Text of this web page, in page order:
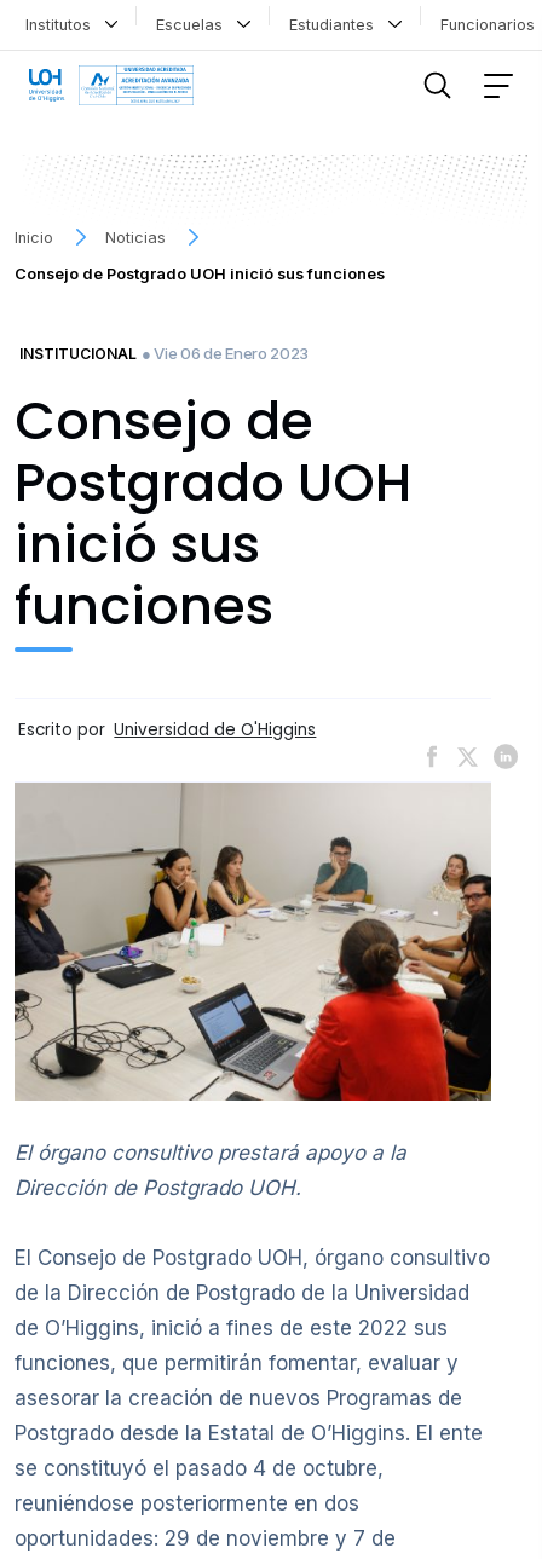
Institutos Escuelas Estudiantes
Inicio
Noticias
Consejo de Postgrado UOH inició sus funciones
INSTITUCIONAL ● Vie 06 de Enero 2023
Consejo de
Postgrado UOH
inició sus
funciones
Escrito por Universidad de O'Higgins
El órgano consultivo prestará apoyo a la
Dirección de Postgrado UOH.
El Consejo de Postgrado UOH, órgano consultivo
de la Dirección de Postgrado de la Universidad
de O’Higgins, inició a fines de este 2022 sus
funciones, que permitirán fomentar, evaluar y
asesorar la creación de nuevos Programas de
Postgrado desde la Estatal de O’Higgins. El ente
se constituyó el pasado 4 de octubre,
reuniéndose posteriormente en dos
oportunidades: 29 de noviembre y 7 de